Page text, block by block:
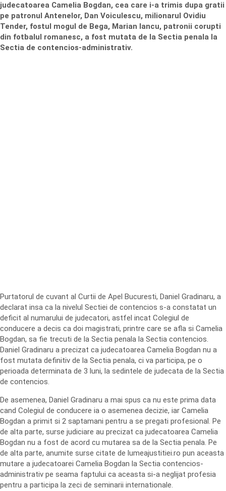
judecatoarea Camelia Bogdan, cea care i-a trimis dupa gratii
pe patronul Antenelor, Dan Voiculescu, milionarul Ovidiu
Tender, fostul mogul de Bega, Marian Iancu, patronii corupti
din fotbalul romanesc, a fost mutata de la Sectia penala la
Sectia de contencios-administrativ.
Purtatorul de cuvant al Curtii de Apel Bucuresti, Daniel Gradinaru, a
declarat insa ca la nivelul Sectiei de contencios s-a constatat un
deficit al numarului de judecatori, astfel incat Colegiul de
conducere a decis ca doi magistrati, printre care se afla si Camelia
Bogdan, sa fie trecuti de la Sectia penala la Sectia contencios.
Daniel Gradinaru a precizat ca judecatoarea Camelia Bogdan nu a
fost mutata definitiv de la Sectia penala, ci va participa, pe o
perioada determinata de 3 luni, la sedintele de judecata de la Sectia
de contencios.
De asemenea, Daniel Gradinaru a mai spus ca nu este prima data
cand Colegiul de conducere ia o asemenea decizie, iar Camelia
Bogdan a primit si 2 saptamani pentru a se pregati profesional. Pe
de alta parte, surse judiciare au precizat ca judecatoarea Camelia
Bogdan nu a fost de acord cu mutarea sa de la Sectia penala. Pe
de alta parte, anumite surse citate de lumeajustitiei.ro pun aceasta
mutare a judecatoarei Camelia Bogdan la Sectia contencios-
administrativ pe seama faptului ca aceasta si-a neglijat profesia
pentru a participa la zeci de seminarii internationale.